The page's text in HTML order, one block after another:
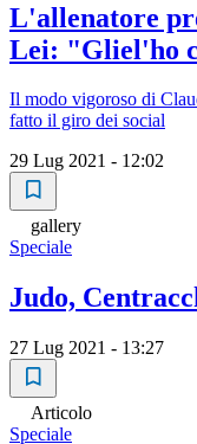
L'allenatore
Lei: "Gliel'ho
Il modo vigoroso di
fatto il giro dei social
29 Lug 2021 - 12:02
gallery
Speciale
Judo,
27 Lug 2021 - 13:27
Articolo
Speciale